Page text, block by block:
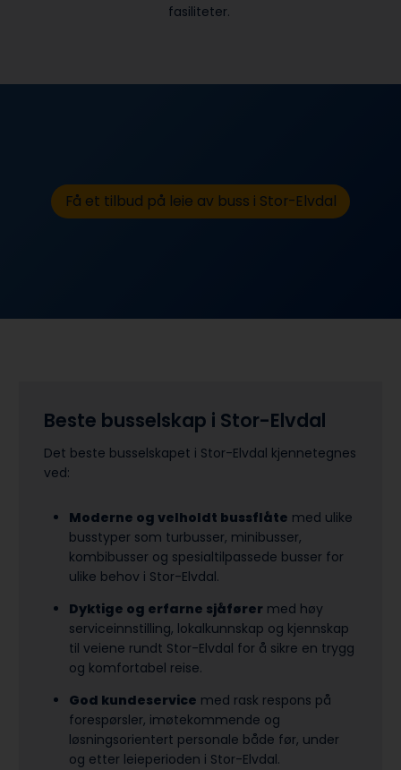
fasiliteter.
Få et tilbud på leie av buss i Stor-Elvdal
Beste busselskap i Stor-Elvdal
Det beste busselskapet i Stor-Elvdal kjennetegnes
ved:
Moderne og velholdt bussflåte med ulike
busstyper som turbusser, minibusser,
kombibusser og spesialtilpassede busser for
ulike behov i Stor-Elvdal.
Dyktige og erfarne sjåfører med høy
serviceinnstilling, lokalkunnskap og kjennskap
til veiene rundt Stor-Elvdal for å sikre en trygg
og komfortabel reise.
God kundeservice med rask respons på
forespørsler, imøtekommende og
løsningsorientert personale både før, under
og etter leieperioden i Stor-Elvdal.